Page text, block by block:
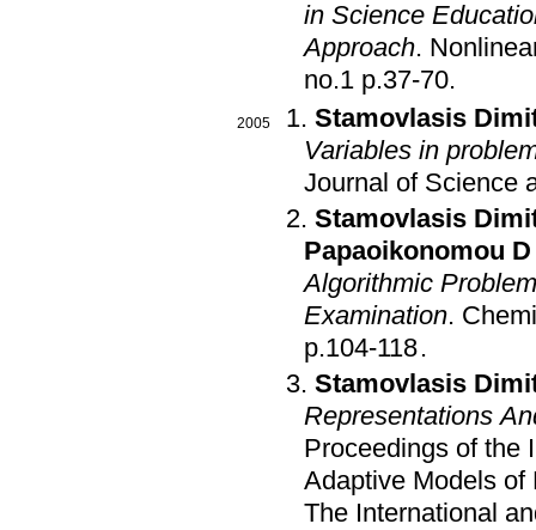
in Science
Approach.
no.1 p.37-70.
2005
Stamovlasis
Variables in
Journal of Science
Stamovlasis
Papaoikonomou D
Algorithmic
Examination.
p.104-118.
Stamovlasis
Representations
Proceedings of the
Adaptive Models of
The International